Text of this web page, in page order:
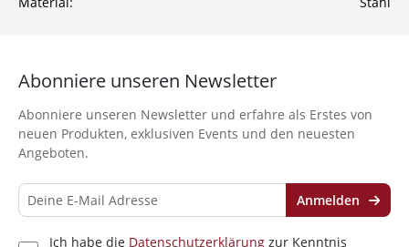
Abonniere unseren Newsletter
Abonniere unseren Newsletter und erfahre als Erstes von
neuen Produkten, exklusiven Events und den neuesten
Angeboten.
Ich habe die Datenschutzerklärung zur Kenntnis
Anmelden